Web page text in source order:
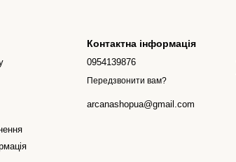
Контактна інформація
0954139876
Передзвонити вам?
arcanashopua@gmail.com